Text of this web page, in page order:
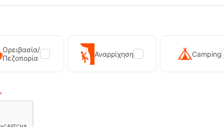
Ορειβασία/
Πεζοπορία
Αναρρίχηση Camping